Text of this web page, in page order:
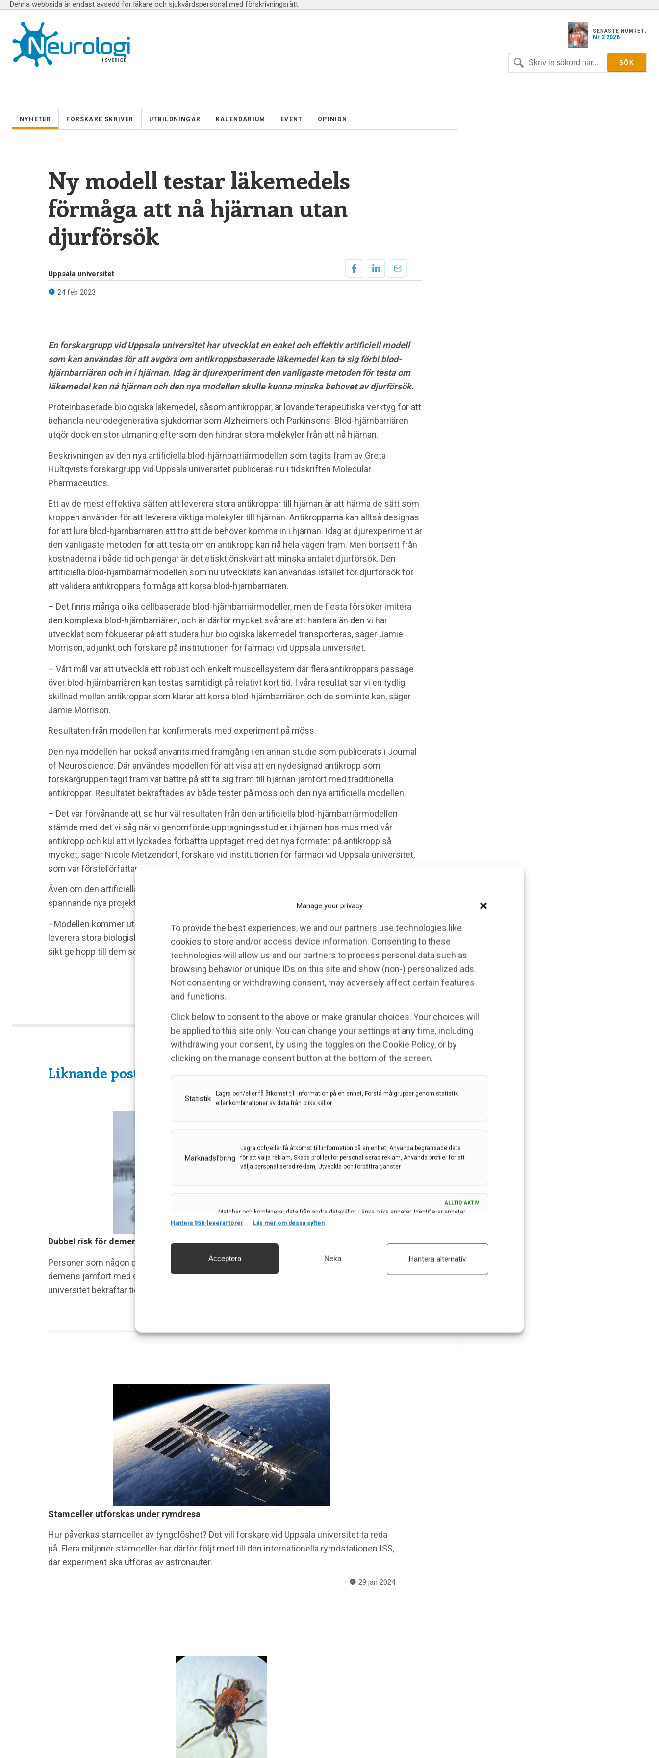
Manage your privacy
To provide the best experiences, we and our partners use technologies like
cookies to store and/or access device information. Consenting to these
technologies will allow us and our partners to process personal data such as
browsing behavior or unique IDs on this site and show (non-) personalized ads.
Not consenting or withdrawing consent, may adversely affect certain features
and functions.
Click below to consent to the above or make granular choices. Your choices will
be applied to this site only. You can change your settings at any time, including
withdrawing your consent, by using the toggles on the Cookie Policy, or by
clicking on the manage consent button at the bottom of the screen.
Statistik
Lagra och/eller få åtkomst till information på en enhet, Förstå målgrupper genom statistik
eller kombinationer av data från olika källor.
Marknadsföring
Lagra och/eller få åtkomst till information på en enhet, Använda begränsade data
för att välja reklam, Skapa profiler för personaliserad reklam, Använda profiler för att
välja personaliserad reklam, Utveckla och förbättra tjänster.
ALLTID AKTIV
Matchar och kombinerar data från andra datakällor, Länka olika enheter, Identifierar enheter
baserat på information som överförs automatiskt.
och innehåll, Spara och meddela dina integritetsval.
ALLTID AKTIV
Hantera 956-leverantörer Läs mer om dessa syften
Acceptera Neka Hantera alternativ
Denna webbsida är endast avsedd för läkare och sjukvårdspersonal med förskrivningsrätt.
SENASTE NUMRET:
Nr 2 2026
NYHETER FORSKARE SKRIVER UTBILDNINGAR KALENDARIUM EVENT OPINION
Ny modell testar läkemedels
förmåga att nå hjärnan utan
djurförsök
Uppsala universitet
24 feb 2023
En forskargrupp vid Uppsala universitet har utvecklat en enkel och effektiv artificiell modell
som kan användas för att avgöra om antikroppsbaserade läkemedel kan ta sig förbi blod-
hjärnbarriären och in i hjärnan. Idag är djurexperiment den vanligaste metoden för testa om
läkemedel kan nå hjärnan och den nya modellen skulle kunna minska behovet av djurförsök.
Proteinbaserade biologiska läkemedel, såsom antikroppar, är lovande terapeutiska verktyg för att
behandla neurodegenerativa sjukdomar som Alzheimers och Parkinsons. Blod-hjärnbarriären
utgör dock en stor utmaning eftersom den hindrar stora molekyler från att nå hjärnan.
Beskrivningen av den nya artificiella blod-hjärnbarriärmodellen som tagits fram av Greta
Hultqvists forskargrupp vid Uppsala universitet publiceras nu i tidskriften Molecular
Pharmaceutics.
Ett av de mest effektiva sätten att leverera stora antikroppar till hjärnan är att härma de sätt som
kroppen använder för att leverera viktiga molekyler till hjärnan. Antikropparna kan alltså designas
för att lura blod-hjärnbarriären att tro att de behöver komma in i hjärnan. Idag är djurexperiment är
den vanligaste metoden för att testa om en antikropp kan nå hela vägen fram. Men bortsett från
kostnaderna i både tid och pengar är det etiskt önskvärt att minska antalet djurförsök. Den
artificiella blod-hjärnbarriärmodellen som nu utvecklats kan användas istället för djurförsök för
att validera antikroppars förmåga att korsa blod-hjärnbarriären.
– Det finns många olika cellbaserade blod-hjärnbarriärmodeller, men de flesta försöker imitera
den komplexa blod-hjärnbarriären, och är därför mycket svårare att hantera än den vi har
utvecklat som fokuserar på att studera hur biologiska läkemedel transporteras, säger Jamie
Morrison, adjunkt och forskare på institutionen för farmaci vid Uppsala universitet.
– Vårt mål var att utveckla ett robust och enkelt muscellsystem där flera antikroppars passage
över blod-hjärnbarriären kan testas samtidigt på relativt kort tid. I våra resultat ser vi en tydlig
skillnad mellan antikroppar som klarar att korsa blod-hjärnbarriären och de som inte kan, säger
Jamie Morrison.
Resultaten från modellen har konfirmerats med experiment på möss.
Den nya modellen har också använts med framgång i en annan studie som publicerats i Journal
of Neuroscience. Där användes modellen för att visa att en nydesignad antikropp som
forskargruppen tagit fram var bättre på att ta sig fram till hjärnan jämfört med traditionella
antikroppar. Resultatet bekräftades av både tester på möss och den nya artificiella modellen.
– Det var förvånande att se hur väl resultaten från den artificiella blod-hjärnbarriärmodellen
stämde med det vi såg när vi genomförde upptagningsstudier i hjärnan hos mus med vår
antikropp och kul att vi lyckades förbättra upptaget med det nya formatet på antikropp så
mycket, säger Nicole Metzendorf, forskare vid institutionen för farmaci vid Uppsala universitet,
som var försteförfattare i antikroppsstudien.
Även om den artificiella blod-hjärnbarriärmodellen är ny har den redan blivit en del av många
spännande nya projekt i forskargruppen.
–Modellen kommer utan tvivel att förbättra den prekliniska utvecklingen av metoder för att
leverera stora biologiska läkemedel över blod-hjärnbarriären och in i hjärnan och därmed på lång
sikt ge hopp till dem som lider av neurodegenerativa sjukdomar, säger Jamie Morrison.
Liknande poster
Dubbel risk för demens med munsårsvirus
Personer som någon gång i livet haft herpesvirus löper dubbelt så stor risk att utveckla
demens jämfört med de som aldrig varit infekterade. En ny studie från Uppsala
universitet bekräftar tidigare forskning som gjorts kring om herpes kan vara en…
Stamceller utforskas under rymdresa
Hur påverkas stamceller av tyngdlöshet? Det vill forskare vid Uppsala universitet ta reda
på. Flera miljoner stamceller har därför följt med till den internationella rymdstationen ISS,
där experiment ska utföras av astronauter.
29 jan 2024